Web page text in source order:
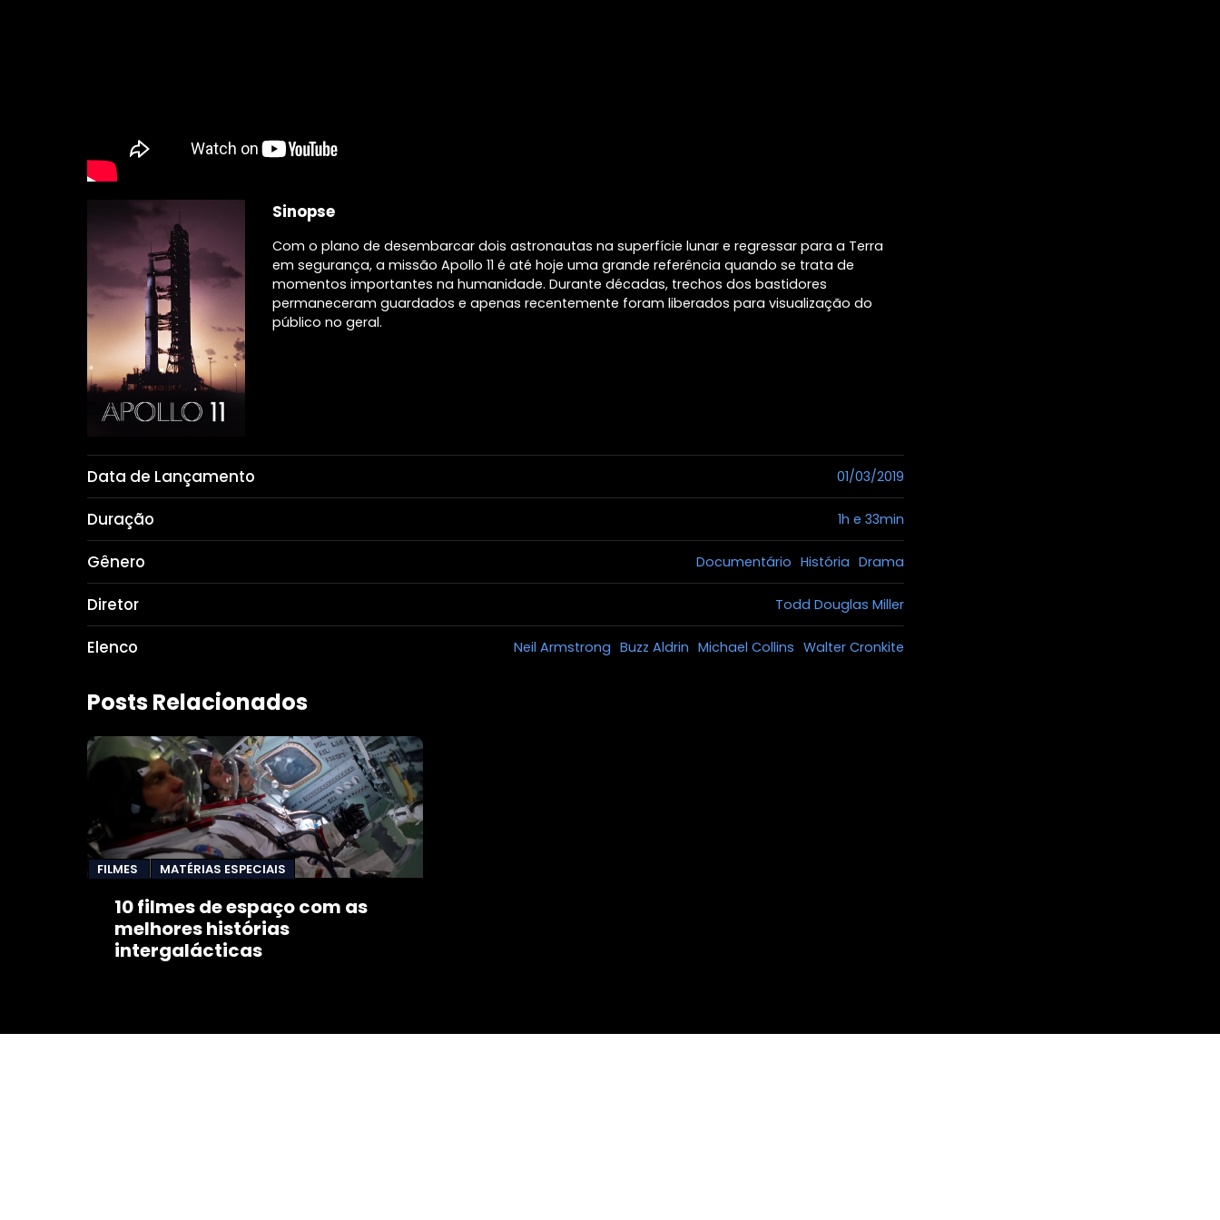
Sinopse
Com o plano de desembarcar dois astronautas na superfície lunar e regressar para a Terra
em segurança, a missão Apollo 11 é até hoje uma grande referência quando se trata de
momentos importantes na humanidade. Durante décadas, trechos dos bastidores
permaneceram guardados e apenas recentemente foram liberados para visualização do
público no geral.
Data de Lançamento 01/03/2019
Duração 1h e 33min
Gênero Documentário História Drama
Diretor Todd Douglas Miller
Elenco Neil Armstrong Buzz Aldrin Michael Collins Walter Cronkite
Posts Relacionados
FILMES MATÉRIAS ESPECIAIS
10 filmes de espaço com as
melhores histórias
intergalácticas